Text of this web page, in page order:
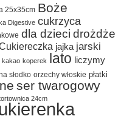
25x35cm Boże
Digestive cukrzyca
dla dzieci drożdże
jajka jarski
kakao koperek lato liczymy
słodko orzechy włoskie płatki
ser twarogowy
24cm